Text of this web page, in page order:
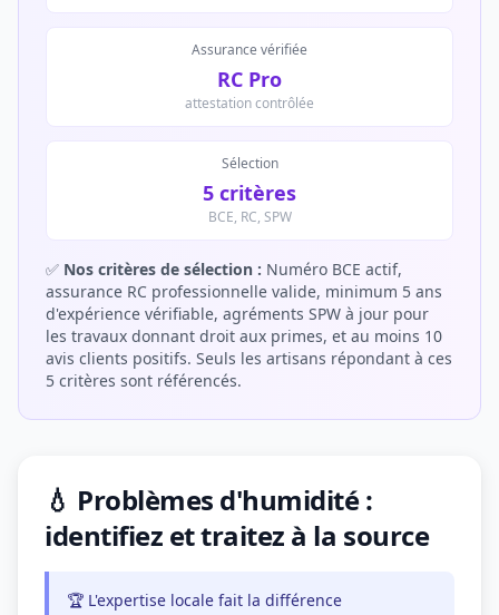
Assurance vérifiée
RC Pro
attestation contrôlée
Sélection
5 critères
BCE, RC, SPW
✅ Nos critères de sélection : Numéro BCE actif,
assurance RC professionnelle valide, minimum 5 ans
d'expérience vérifiable, agréments SPW à jour pour
les travaux donnant droit aux primes, et au moins 10
avis clients positifs. Seuls les artisans répondant à ces
5 critères sont référencés.
💧 Problèmes d'humidité :
identifiez et traitez à la source
🏆 L'expertise locale fait la différence